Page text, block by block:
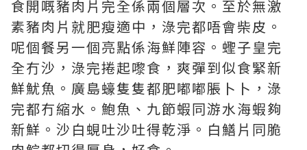
食開嘅豬肉片完全係兩個層次。至於無激
素豬肉片就肥瘦適中，淥完都唔會柴皮。
呢個餐另一個亮點係海鮮陣容。蟶子皇完
全冇沙，淥完捲起嚟食，爽彈到似食緊新
鮮魷魚。廣島蠔隻隻都肥嘟嘟脹卜卜，淥
完都冇縮水。鮑魚、九節蝦同游水海蝦夠
新鮮。沙白蜆吐沙吐得乾淨。白鱔片同脆